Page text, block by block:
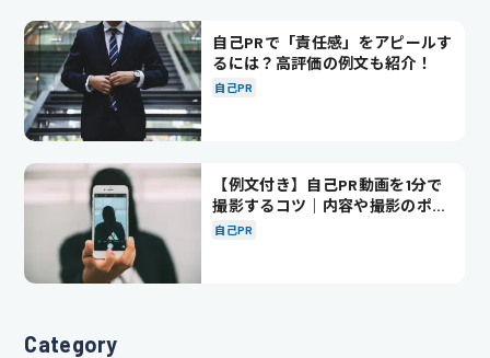
自己PRで「責任感」をアピールす
るには？高評価の例文も紹介！
自己PR
【例文付き】自己PR動画を1分で
撮影するコツ｜内容や撮影のポイ
ントも解説
自己PR
Category